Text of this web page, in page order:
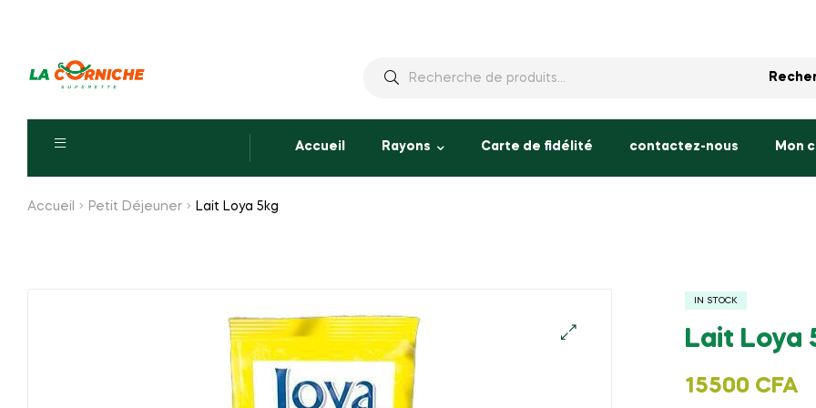
Recherche
Accueil Rayons Carte de fidélité contactez-nous Mon
Accueil Petit Déjeuner Lait Loya 5kg
IN STOCK
Lait Loya
15500 CFA